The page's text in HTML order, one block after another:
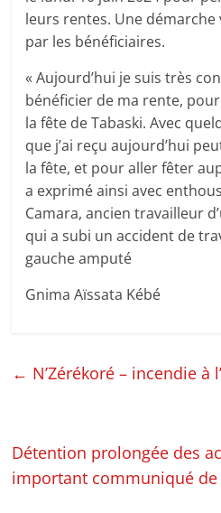
leurs rentes. Une
par les bénéficiaires.
« Aujourd’hui je suis très
bénéficier de ma rente,
la fête de Tabaski. Avec
que j’ai reçu aujourd’hui
la fête, et pour aller fêter
a exprimé ainsi avec
Camara, ancien travailleur
qui a subi un accident de
gauche amputé
Gnima Aïssata Kébé
← N’Zérékoré – incendie à
Détention prolongée des
important communiqué de